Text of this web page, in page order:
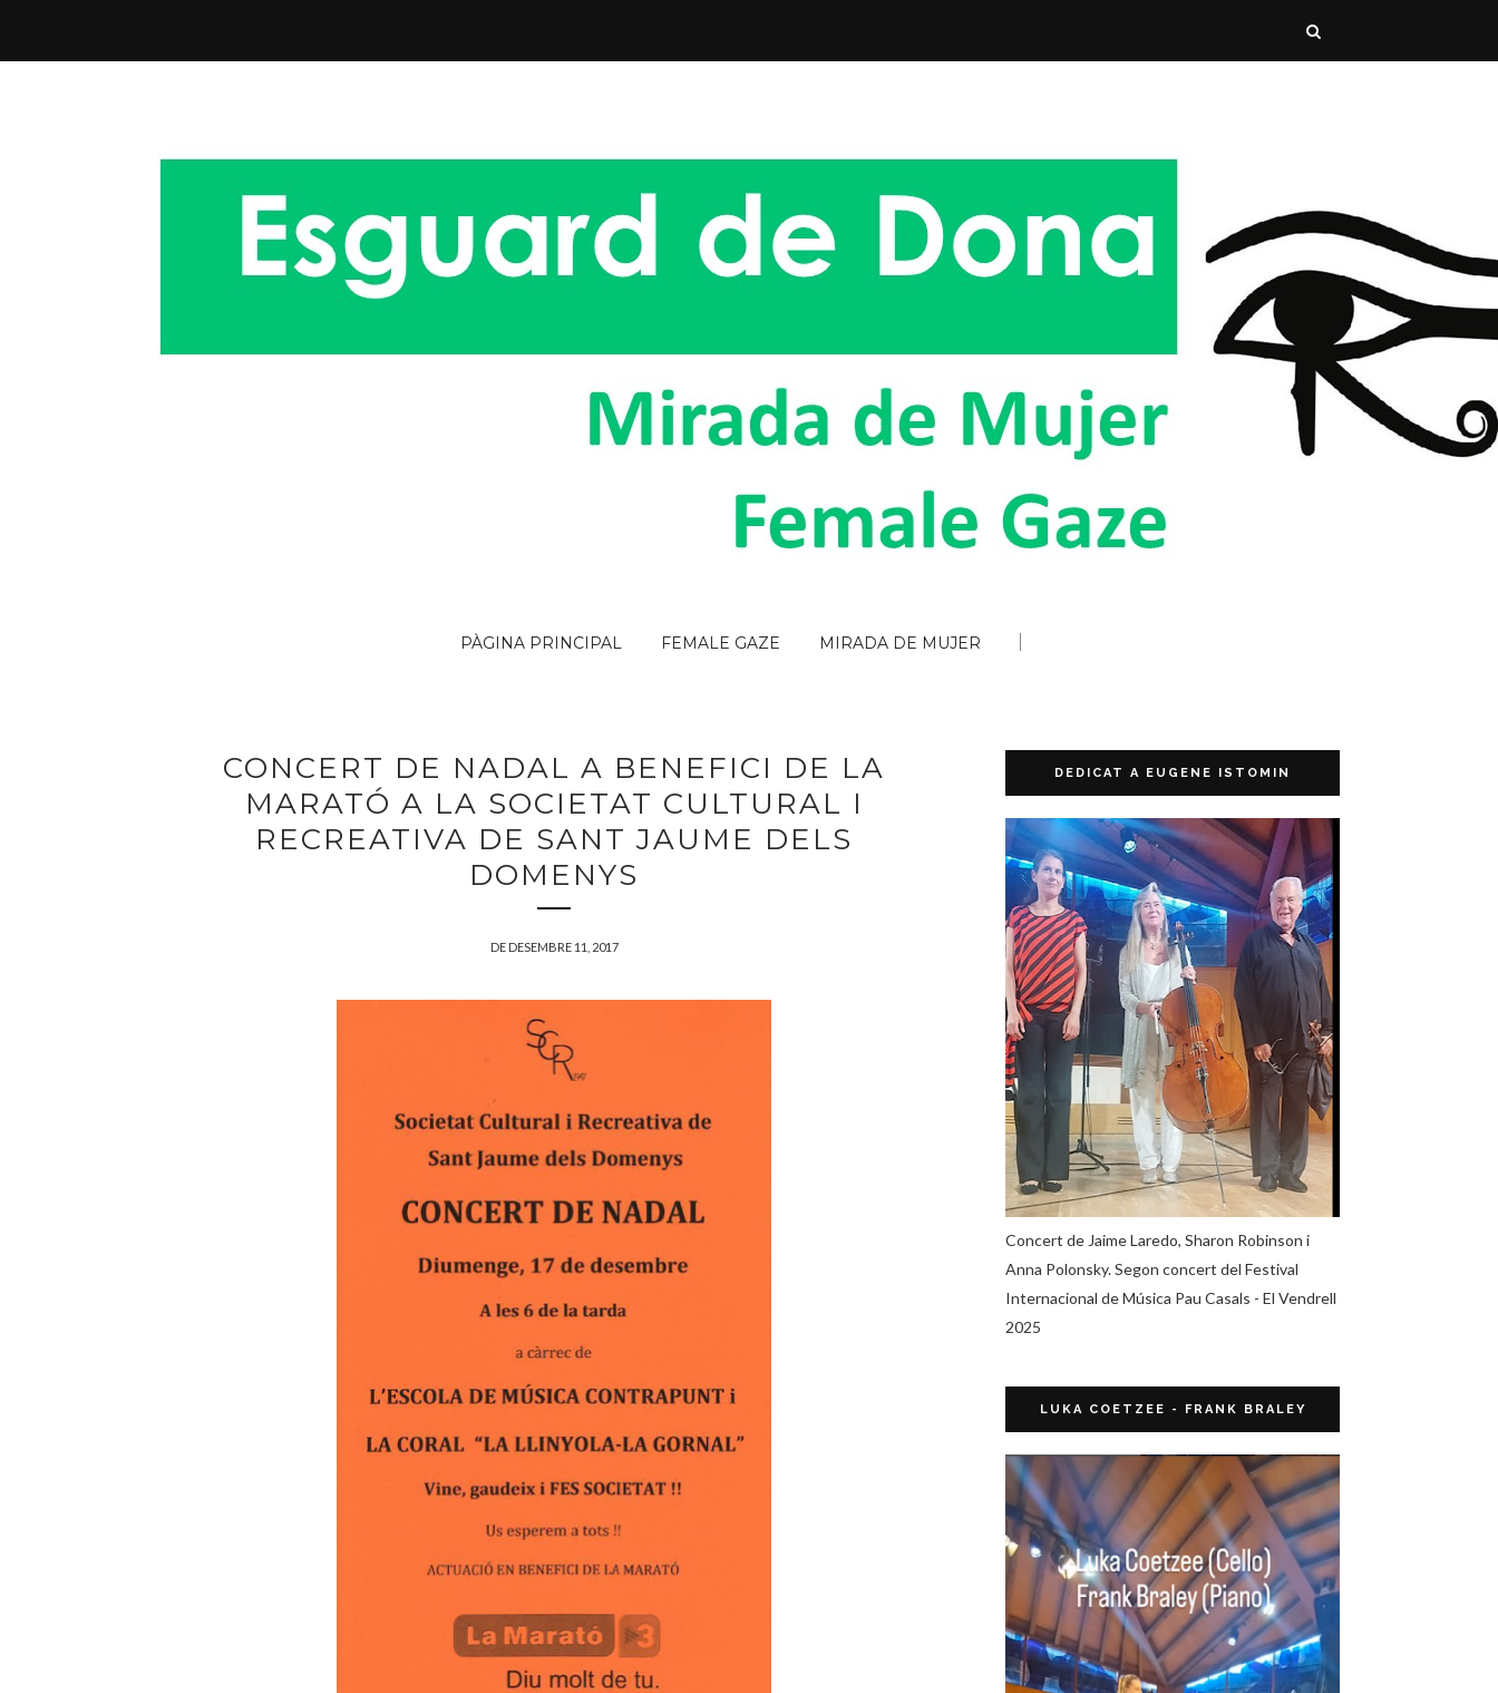
PÀGINA PRINCIPAL FEMALE GAZE MIRADA DE MUJER
CONCERT DE NADAL A BENEFICI DE LA
MARATÓ A LA SOCIETAT CULTURAL I
RECREATIVA DE SANT JAUME DELS
DOMENYS
DE DESEMBRE 11, 2017
DEDICAT A EUGENE ISTOMIN
Concert de Jaime Laredo, Sharon Robinson i
Anna Polonsky. Segon concert del Festival
Internacional de Música Pau Casals - El Vendrell
2025
LUKA COETZEE - FRANK BRALEY